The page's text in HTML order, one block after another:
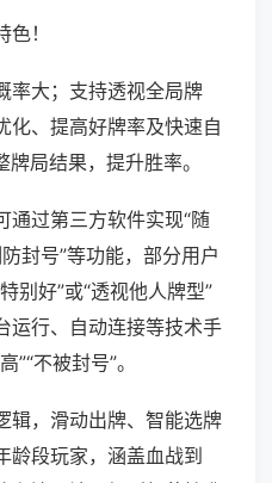
！
率大；支持透视全局牌
化、提高好牌率及快速自
局结果，提升胜率。
通过第三方软件实现“随
封号”等功能，部分用户
别好”或“透视他人牌型”
运行、自动连接等技术手
不被封号”。
辑，滑动出牌、智能选牌
龄段玩家，涵盖血战到